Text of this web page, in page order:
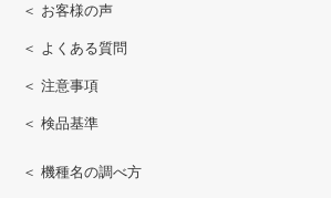
＜ お客様の声
＜ よくある質問
＜ 注意事項
＜ 検品基準
＜ 機種名の調べ方